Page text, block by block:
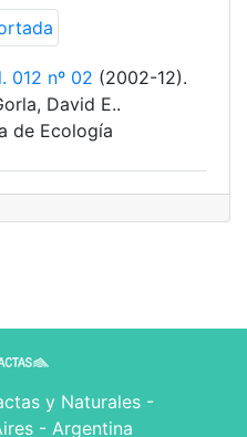
012 nº 02 (2002-12).
David E..
de Ecología
y Naturales -
- Argentina